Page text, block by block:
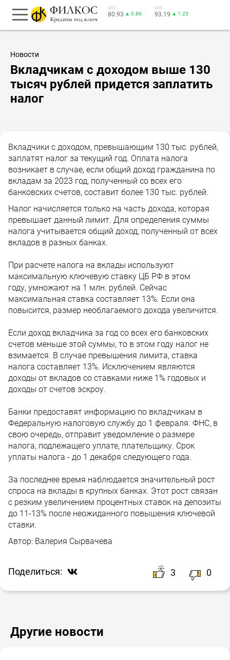
USD
80.93 ▲ 0.86
EUR
93.19 ▲ 1.23
Новости
Вкладчикам с доходом выше 130
тысяч рублей придется заплатить
налог
Вкладчики с доходом, превышающим 130 тыс. рублей,
заплатят налог за текущий год. Оплата налога
возникает в случае, если общий доход гражданина по
вкладам за 2023 год, полученный со всех его
банковских счетов, составит более 130 тыс. рублей.
Налог начисляется только на часть дохода, которая
превышает данный лимит. Для определения суммы
налога учитывается общий доход, полученный от всех
вкладов в разных банках.
При расчете налога на вклады используют
максимальную ключевую ставку ЦБ РФ в этом
году, умножают на 1 млн. рублей. Сейчас
максимальная ставка составляет 13%. Если она
повысится, размер необлагаемого дохода увеличится.
Если доход вкладчика за год со всех его банковских
счетов меньше этой суммы, то в этом году налог не
взимается. В случае превышения лимита, ставка
налога составляет 13%. Исключением являются
доходы от вкладов со ставками ниже 1% годовых и
доходы от счетов эскроу.
Банки предоставят информацию по вкладчикам в
Федеральную налоговую службу до 1 февраля. ФНС, в
свою очередь, отправит уведомление о размере
налога, подлежащего уплате, плательщику. Срок
уплаты налога - до 1 декабря следующего года.
За последнее время наблюдается значительный рост
спроса на вклады в крупных банках. Этот рост связан
с резким увеличением процентных ставок на депозиты
до 11-13% после неожиданного повышения ключевой
ставки.
Автор: Валерия Сырвачева
Поделиться: 3 0
Другие новости